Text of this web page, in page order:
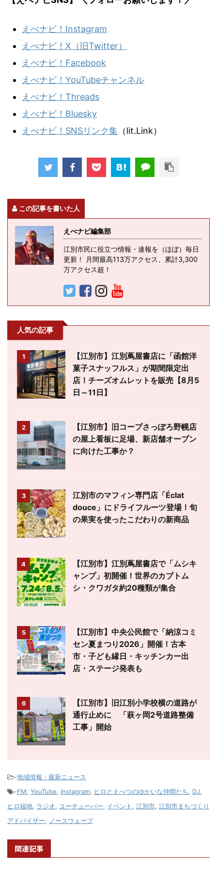
えべナビ！Instagram
えべナビ！X（旧Twitter）
えべナビ！Facebook
えべナビ！YouTubeチャンネル
えべナビ！Threads
えべナビ！Bluesky
えべナビ！SNSリンク集 （lit.Link）
この記事を書いた人
えべナビ編集部
江別市民に役立つ情報・速報を（ほぼ）毎日
更新！ 月間最高113万アクセス、累計3,300
万アクセス超！
人気の記事
1
【江別市】江別蔦屋書店に「函館洋
菓子スナッフルス」が期間限定出
店！チーズオムレットを販売【8月5
日～11日】
2
【江別市】旧コープさっぽろ野幌店
の屋上看板に足場、新店舗オープン
に向けた工事か？
3
江別市のマフィン専門店「Éclat
douce」にドライフルーツ登場！旬
の果実を使ったこだわりの新商品
4
【江別市】江別蔦屋書店で「ムシキ
ャンプ」初開催！世界のカブトム
シ・クワガタ約20種類が集合
5
【江別市】中央公民館で「納涼コミ
セン夏まつり2026」開催！古本
市・子ども縁日・キッチンカー出
店・ステージ発表も
6
【江別市】旧江別小学校横の道路が
通行止めに 「萩ヶ岡2号道路整備
工事」開始
-地域情報・最新ニュース
-FM, YouTube, Instagram, ヒロとえべつのゆかいな仲間たち, DJ,
ヒロ福地, ラジオ, ユーチューバー, イベント , 江別市, 江別市まちづくり
アドバイザー, ノースウェーブ
関連記事